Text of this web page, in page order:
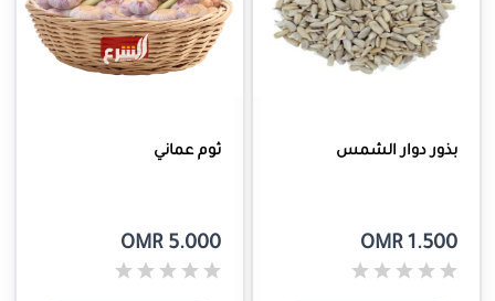
بذور دوار الشمس
OMR 1.500
ثوم عماني
OMR 5.000